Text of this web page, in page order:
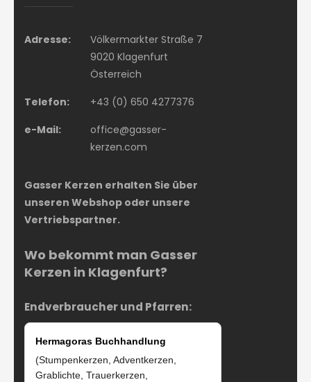
Adresse:
Völkermarkter Straße 7
9020 Klagenfurt
Österreich
Telefon:
+43 (0) 650 4277376
e-Mail:
office@gasser-
kerzen.com
Gasser Kerzen erhalten Sie über
unseren Webshop oder unsere
Vertriebspartner.
Wo bekommt man Gasser
Kerzen in Klagenfurt?
Endverbraucher und Pfarren:
Hermagoras Buchhandlung
(Stumpenkerzen, Adventkerzen,
Grablichte, Trauerkerzen,